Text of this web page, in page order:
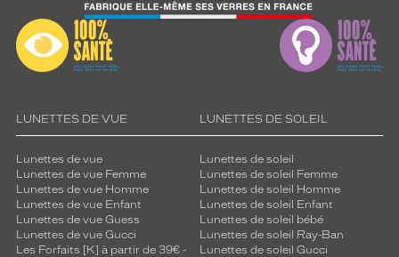
LUNETTES DE VUE
Lunettes de vue
Lunettes de vue Femme
Lunettes de vue Homme
Lunettes de vue Enfant
Lunettes de vue Guess
Lunettes de vue Gucci
Les Forfaits [K] à partir de 39€ -
LUNETTES DE SOLEIL
Lunettes de soleil
Lunettes de soleil Femme
Lunettes de soleil Homme
Lunettes de soleil Enfant
Lunettes de soleil bébé
Lunettes de soleil Ray-Ban
Lunettes de soleil Gucci